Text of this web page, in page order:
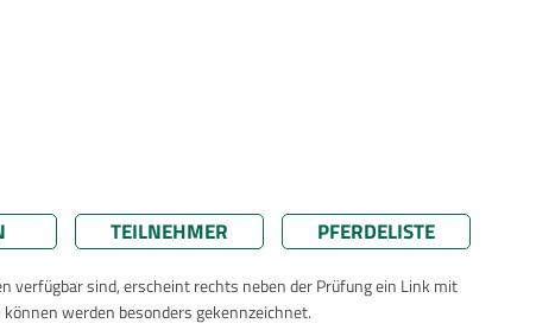
TEILNEHMER PFERDELISTE
verfügbar sind, erscheint rechts neben der Prüfung ein Link mit
werden besonders gekennzeichnet.